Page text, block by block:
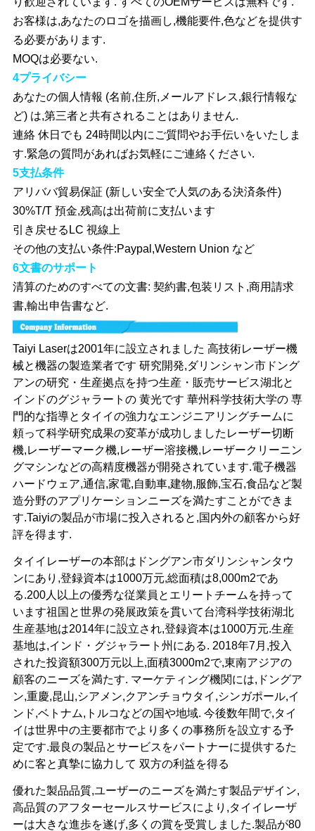
お客様は,あなたのロゴを描画し,機能要件,色などを提供す
る必要があります.
MOQは必要ない.
4プライバシー
あなたの個人情報 (名前,住所,メールアドレス,銀行情報な
ど) は,第三者と共有されることはありません.
連絡 休日でも 24時間以内にご質問やお手伝いをいたしま
す.緊急の質問があればお気軽にご連絡ください.
5支払条件
アリババ貿易保証 (新しい安全で人気のある決済条件)
30%T/T 預金,残高は出荷前に支払います
引き戻せるLC 視線上
その他の支払い条件:Paypal,Western Union など
6文書のサポート
清算のためのすべての文書: 契約書,包装リスト,商用請求
書,輸出申告書など.
Taiyi Laserは2001年に設立されました 高技術レーザー機
械と機器の製造業者です 研究開発,ダリンシャン市ドング
アンの研究・生産拠点を持つ生産・販売サービス湖北と
インドのグジャラートの 黄光です 華州科学技術大学の 専
門的な指導とタイイの強力なエンジニアリングチームに
頼って科学研究成果の変革が成功しましたレーザー切断
機,レーザーマーク機,レーザー溶接機,レーザークリーニン
グマシンなどの高精度機器が開発されています.電子機器
ハードウェア,通信,家電,自動車,建物,服飾,宝石,食品など製
造分野のアプリケーションニーズを満たすことができま
す.Taiyiの製品が市場に投入されると,国内外の顧客から好
評を得ます.
タイイレーザーの本部はドングアン市ダリンシャンタウ
ンにあり,登録資本は1000万元,総面積は8,000m2であ
る.200人以上の優秀な従業員とエリートチームを持って
います祖国と世界の発展政策を貫いて台湾科学技術湖北
生産基地は2014年に設立され,登録資本は1000万元.生産
基地は,インド・グジャラート州にある. 2018年7月,投入
された投資額300万元以上,面積3000m2で,東南アジアの
顧客のニーズを満たす. マーケティング機関には,ドングア
ン,重慶,昆山,シアメン,クアンチョウタイ,シンガポール,イ
ンド,ベトナム,トルコなどの国や地域. 今後数年間で,タイ
イは世界中の主要都市でより多くの事務所を設立する予
定です.最良の製品とサービスをパートナーに提供するた
めに客と真摯に協力して 双方の利益を得る
優れた製品品質,ユーザーのニーズを満たす製品デザイン,
高品質のアフターセールスサービスにより,タイイレーザ
ーは大きな進歩を遂げ,多くの賞を受賞しました.製品が80